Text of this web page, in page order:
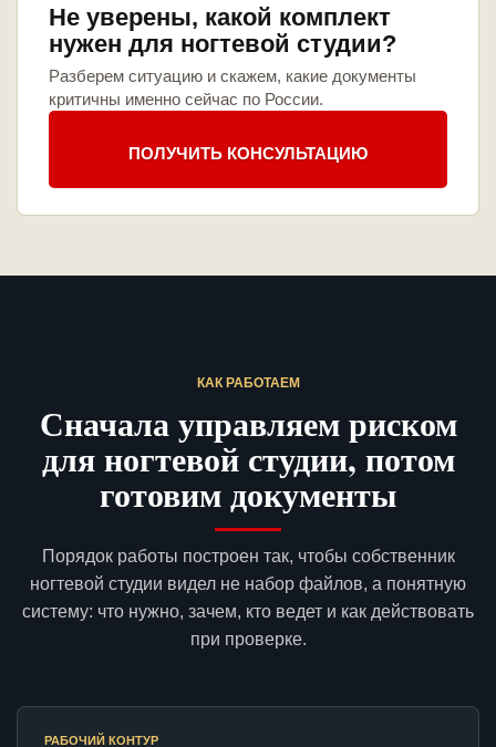
Не уверены, какой комплект
нужен для ногтевой студии?
Разберем ситуацию и скажем, какие документы
критичны именно сейчас по России.
ПОЛУЧИТЬ КОНСУЛЬТАЦИЮ
КАК РАБОТАЕМ
Сначала управляем риском
для ногтевой студии, потом
готовим документы
Порядок работы построен так, чтобы собственник
ногтевой студии видел не набор файлов, а понятную
систему: что нужно, зачем, кто ведет и как действовать
при проверке.
РАБОЧИЙ КОНТУР